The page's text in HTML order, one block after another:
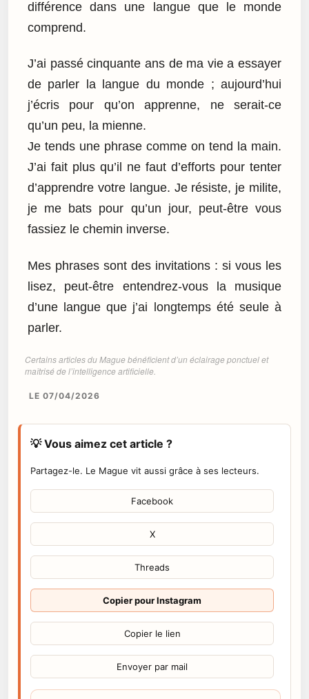
différence dans une langue que le monde
comprend.
J’ai passé cinquante ans de ma vie a essayer
de parler la langue du monde ; aujourd’hui
j’écris pour qu’on apprenne, ne serait-ce
qu’un peu, la mienne.
Je tends une phrase comme on tend la main.
J’ai fait plus qu’il ne faut d’efforts pour tenter
d’apprendre votre langue. Je résiste, je milite,
je me bats pour qu’un jour, peut-être vous
fassiez le chemin inverse.
Mes phrases sont des invitations : si vous les
lisez, peut-être entendrez-vous la musique
d’une langue que j’ai longtemps été seule à
parler.
Certains articles du Mague bénéficient d’un éclairage ponctuel et
maîtrisé de l’intelligence artificielle.
LE 07/04/2026
💡 Vous aimez cet article ?
Partagez-le. Le Mague vit aussi grâce à ses lecteurs.
Facebook
X
Threads
Copier pour Instagram
Copier le lien
Envoyer par mail